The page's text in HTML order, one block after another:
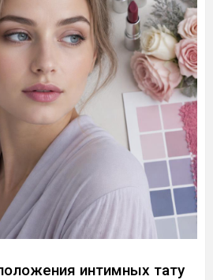
интимных тату